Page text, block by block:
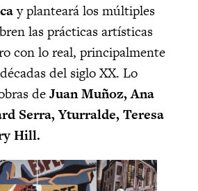
y planteará los múltiples
las prácticas artísticas
con lo real, principalmente
del siglo XX. Lo
deJuan Muñoz, Ana
Serra, Yturralde, Teresa
Hill.